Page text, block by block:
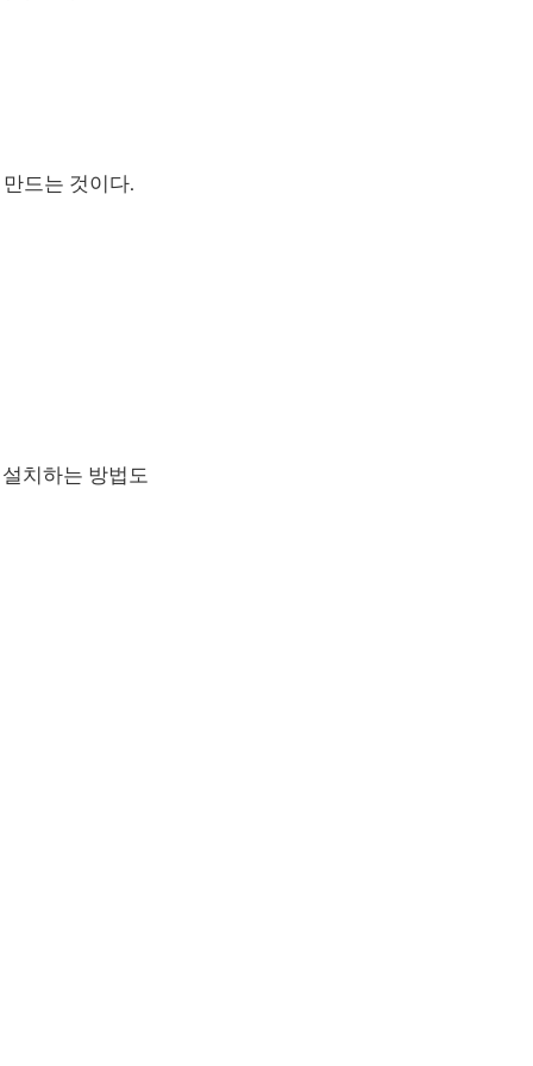
드는 것이다.
치하는 방법도